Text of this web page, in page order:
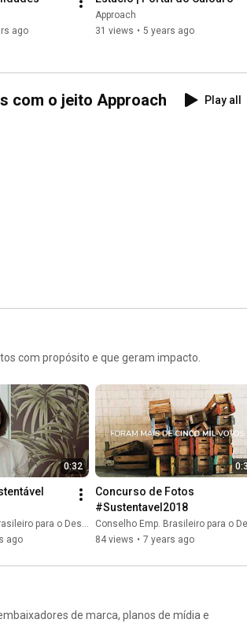
ago
Approach
31 views • 5 years ago
com o jeito Approach Play all
com propósito e que geram impacto.
0:32
Sustentável CEBDS
ago
Concurso de Fotos
#Sustentavel2018
Conselho Emp. Brasileiro para o Desenvolvimento Sustentável
84 views • 7 years ago
de marca, planos de mídia e